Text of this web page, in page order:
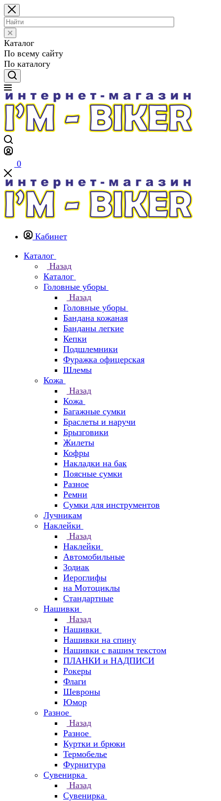
Каталог
По всему сайту
По каталогу
0
Кабинет
Каталог
Назад
Каталог
Головные уборы
Назад
Головные уборы
Бандана кожаная
Банданы легкие
Кепки
Подшлемники
Фуражка офицерская
Шлемы
Кожа
Назад
Кожа
Багажные сумки
Браслеты и наручи
Брызговики
Жилеты
Кофры
Накладки на бак
Поясные сумки
Разное
Ремни
Сумки для инструментов
Лучникам
Наклейки
Назад
Наклейки
Автомобильные
Зодиак
Иероглифы
на Мотоциклы
Стандартные
Нашивки
Назад
Нашивки
Нашивки на спину
Нашивки с вашим текстом
ПЛАНКИ и НАДПИСИ
Рокеры
Флаги
Шевроны
Юмор
Разное
Назад
Разное
Куртки и брюки
Термобелье
Фурнитура
Сувенирка
Назад
Сувенирка